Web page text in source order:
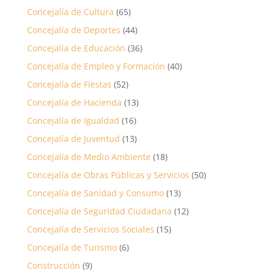
Concejalía de Cultura (65)
Concejalía de Deportes (44)
Concejalía de Educación (36)
Concejalía de Empleo y Formación (40)
Concejalía de Fiestas (52)
Concejalía de Hacienda (13)
Concejalía de Igualdad (16)
Concejalía de Juventud (13)
Concejalía de Medio Ambiente (18)
Concejalía de Obras Públicas y Servicios (50)
Concejalía de Sanidad y Consumo(13)
Concejalía de Seguridad Ciudadana (12)
Concejalía de Servicios Sociales (15)
Concejalía de Turismo(6)
Construcción (9)